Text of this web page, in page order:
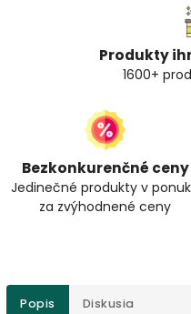
Produkty
1600+
Bezkonkurenčné ceny
Jedinečné produkty v
za zvýhodnené ceny
Popis Diskusia